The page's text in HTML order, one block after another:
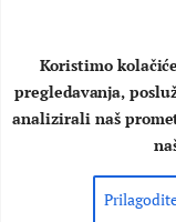
Koristimo
pregledavanja,
analizirali naš
O NAMA
Copyright ©